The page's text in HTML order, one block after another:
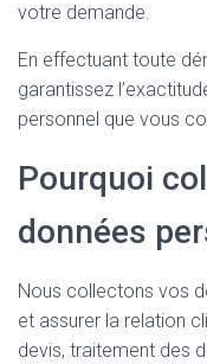
votre demande.
En effectuant toute
garantissez
personnel que vous
Pourquoi
données
Nous collectons vos
et assurer la relation
devis, traitement des